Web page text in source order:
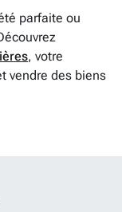
parfaite ou
, votre
vendre des biens